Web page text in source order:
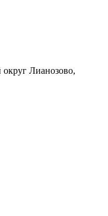
Лианозово,